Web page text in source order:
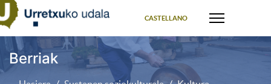
CASTELLANO
Berriak